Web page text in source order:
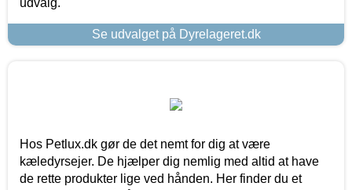
Se udvalget på Dyrelageret.dk
Hos Petlux.dk gør de det nemt for dig at være
kæledyrsejer. De hjælper dig nemlig med altid at have
de rette produkter lige ved hånden. Her finder du et